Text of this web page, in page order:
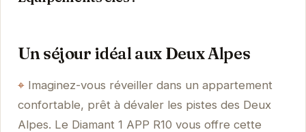
Un séjour idéal aux Deux Alpes
Imaginez-vous réveiller dans un appartement
confortable, prêt à dévaler les pistes des Deux
Alpes. Le Diamant 1 APP R10 vous offre cette